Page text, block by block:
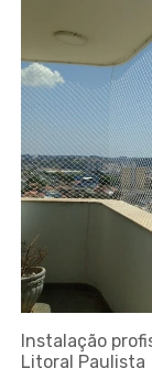
Instalação
Litoral Paulista